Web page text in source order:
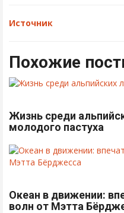
Источник
Похожие
Жизнь среди
молодого пастуха
Океан в движении:
волн от Мэтта